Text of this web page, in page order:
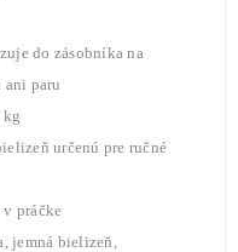
do zásobníka na
paru
určenú pre ručné
práčke
jemná bielizeň,